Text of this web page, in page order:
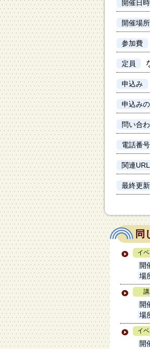
開催日時
開催場所
参加費
定員
申込み
申込み
問い合
電話番号
関連URL
最終更
同
イ
開
場
開
場
イ
開